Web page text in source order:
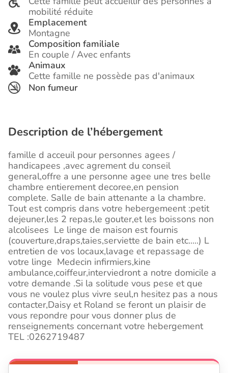
mobilité réduite
Emplacement
Montagne
Composition familiale
En couple / Avec enfants
Animaux
Cette famille ne possède pas d'animaux
Non fumeur
Description de l’hébergement
famille d acceuil pour personnes agees /
handicapees ,avec agrement du conseil
general,offre a une personne agee une tres belle
chambre entierement decoree,en pension
complete. Salle de bain attenante a la chambre.
Tout est compris dans votre hebergemeent :petit
dejeuner,les 2 repas,le gouter,et les boissons non
alcolisees Le linge de maison est fournis
(couverture,draps,taies,serviette de bain etc.....) L
entretien de vos locaux,lavage et repassage de
votre linge Medecin infirmiers,kine
ambulance,coiffeur,interviedront a notre domicile a
votre demande .Si la solitude vous pese et que
vous ne voulez plus vivre seul,n hesitez pas a nous
contacter,Daisy et Roland se feront un plaisir de
vous repondre pour vous donner plus de
renseignements concernant votre hebergement
TEL :0262719487